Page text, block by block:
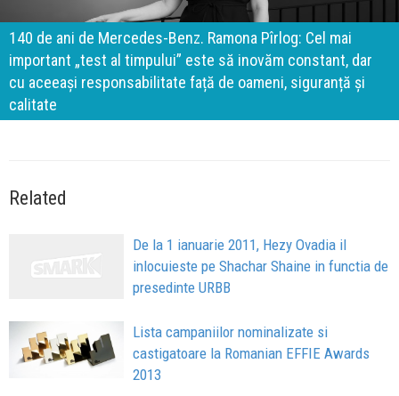
140 de ani de Mercedes-Benz. Ramona Pîrlog: Cel mai
important „test al timpului” este să inovăm constant, dar
cu aceeași responsabilitate față de oameni, siguranță și
calitate
Related
De la 1 ianuarie 2011, Hezy Ovadia il
inlocuieste pe Shachar Shaine in functia de
presedinte URBB
Lista campaniilor nominalizate si
castigatoare la Romanian EFFIE Awards
2013